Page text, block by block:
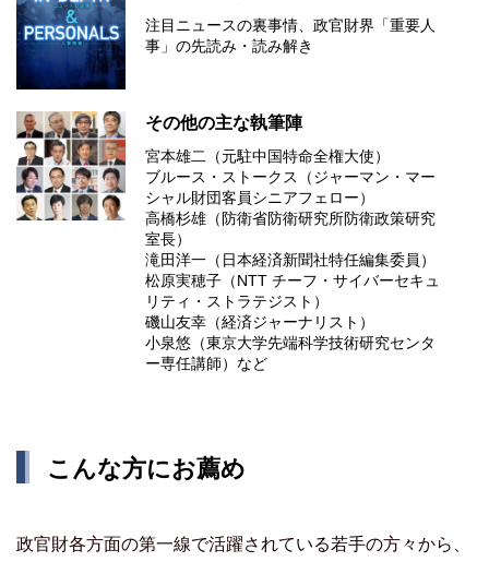
注目ニュースの裏事情、政官財界「重要人
事」の先読み・読み解き
その他の主な執筆陣
宮本雄二（元駐中国特命全権大使）
ブルース・ストークス（ジャーマン・マー
シャル財団客員シニアフェロー）
高橋杉雄（防衛省防衛研究所防衛政策研究
室長）
滝田洋一（日本経済新聞社特任編集委員）
松原実穂子（NTT チーフ・サイバーセキュ
リティ・ストラテジスト）
磯山友幸（経済ジャーナリスト）
小泉悠（東京大学先端科学技術研究センタ
ー専任講師）など
こんな方にお薦め
政官財各方面の第一線で活躍されている若手の方々から、